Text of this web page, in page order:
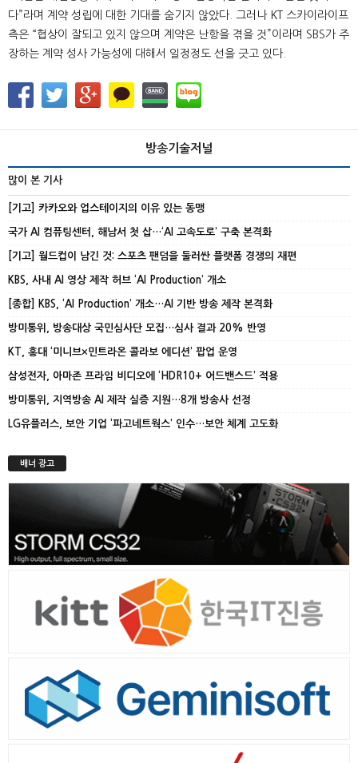
다”라며 계약 성립에 대한 기대를 숨기지 않았다. 그러나 KT 스카이라이프
측은 “협상이 잘되고 있지 않으며 계약은 난항을 겪을 것”이라며 SBS가 주
장하는 계약 성사 가능성에 대해서 일정정도 선을 긋고 있다.
방송기술저널
많이 본 기사
[기고] 카카오와 업스테이지의 이유 있는 동맹
국가 AI 컴퓨팅센터, 해남서 첫 삽…‘AI 고속도로’ 구축 본격화
[기고] 월드컵이 남긴 것: 스포츠 팬덤을 둘러싼 플랫폼 경쟁의 재편
KBS, 사내 AI 영상 제작 허브 ‘AI Production’ 개소
[종합] KBS, ‘AI Production’ 개소…AI 기반 방송 제작 본격화
방미통위, 방송대상 국민심사단 모집…심사 결과 20% 반영
KT, 홍대 ‘미니브×민트라온 콜라보 에디션’ 팝업 운영
삼성전자, 아마존 프라임 비디오에 ‘HDR10+ 어드밴스드’ 적용
방미통위, 지역방송 AI 제작 실증 지원…8개 방송사 선정
LG유플러스, 보안 기업 ‘파고네트웍스’ 인수…보안 체계 고도화
배너 광고